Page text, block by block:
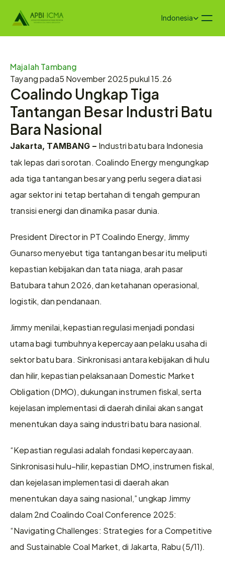
Select Language
Indonesia
Majalah Tambang
Tayang pada5 November 2025 pukul 15.26
Coalindo Ungkap Tiga
Tantangan Besar Industri Batu
Bara Nasional
Jakarta, TAMBANG – Industri batu bara Indonesia
tak lepas dari sorotan. Coalindo Energy mengungkap
ada tiga tantangan besar yang perlu segera diatasi
agar sektor ini tetap bertahan di tengah gempuran
transisi energi dan dinamika pasar dunia.
President Director in PT Coalindo Energy, Jimmy
Gunarso menyebut tiga tantangan besar itu meliputi
kepastian kebijakan dan tata niaga, arah pasar
Batubara tahun 2026, dan ketahanan operasional,
logistik, dan pendanaan.
Jimmy menilai, kepastian regulasi menjadi pondasi
utama bagi tumbuhnya kepercayaan pelaku usaha di
sektor batu bara. Sinkronisasi antara kebijakan di hulu
dan hilir, kepastian pelaksanaan Domestic Market
Obligation (DMO), dukungan instrumen fiskal, serta
kejelasan implementasi di daerah dinilai akan sangat
menentukan daya saing industri batu bara nasional.
“Kepastian regulasi adalah fondasi kepercayaan.
Sinkronisasi hulu–hilir, kepastian DMO, instrumen fiskal,
dan kejelasan implementasi di daerah akan
menentukan daya saing nasional,” ungkap Jimmy
dalam 2nd Coalindo Coal Conference 2025:
“Navigating Challenges: Strategies for a Competitive
and Sustainable Coal Market, di Jakarta, Rabu (5/11).